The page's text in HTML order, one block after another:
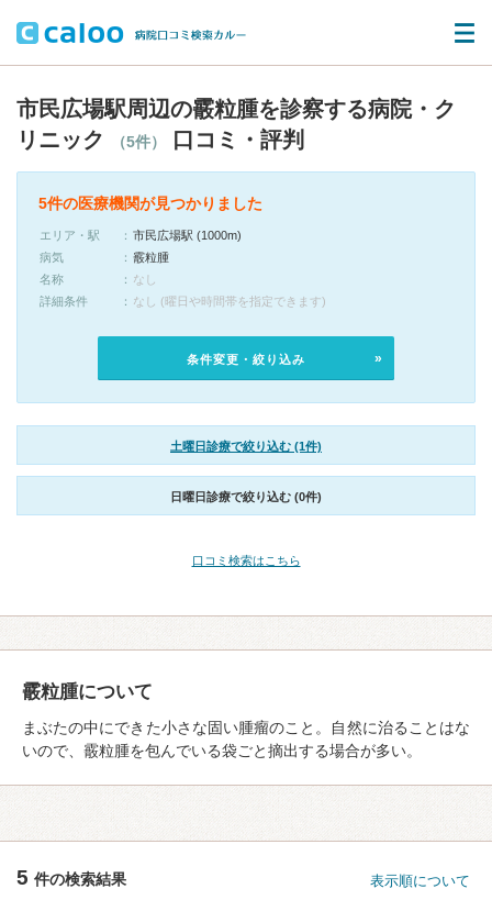
市民広場駅周辺の霰粒腫を診察する病院・ク
リニック
（5件） 口コミ・評判
5件の医療機関が見つかりました
エリア・駅
市民広場駅 (1000m)
病気
霰粒腫
名称
なし
詳細条件
なし (曜日や時間帯を指定できます)
条件変更・絞り込み
土曜日診療で絞り込む (1件)
日曜日診療で絞り込む (0件)
口コミ検索はこちら
霰粒腫について
まぶたの中にできた小さな固い腫瘤のこと。自然に治ることはな
いので、霰粒腫を包んでいる袋ごと摘出する場合が多い。
5 件の検索結果 表示順について